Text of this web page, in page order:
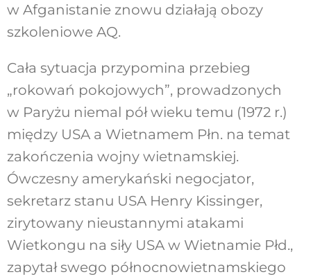
w Afganistanie znowu działają obozy
szkoleniowe AQ.
Cała sytuacja przypomina przebieg
„rokowań pokojowych”, prowadzonych
w Paryżu niemal pół wieku temu (1972 r.)
między USA a Wietnamem Płn. na temat
zakończenia wojny wietnamskiej.
Ówczesny amerykański negocjator,
sekretarz stanu USA Henry Kissinger,
zirytowany nieustannymi atakami
Wietkongu na siły USA w Wietnamie Płd.,
zapytał swego północnowietnamskiego